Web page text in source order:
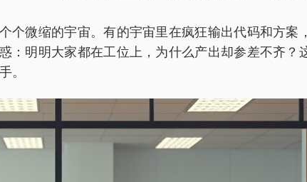
微缩的宇宙。有的宇宙里在疯狂输出代码和方案
：明明大家都在工位上，为什么产出却参差不齐
。